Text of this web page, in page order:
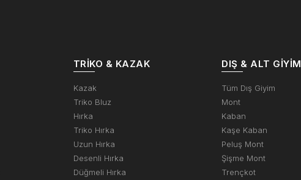
TRIKO & KAZAK
Kazak
Triko Bluz
Hırka
Triko Hırka
Uzun Hırka
Desenli Hırka
Düğmeli Hırka
DIŞ & ALT GIYIM
Tüm Dış Giyim
Mont
Kaban
Kaşe Kaban
Peluş Mont
Şişme Mont
Trençkot